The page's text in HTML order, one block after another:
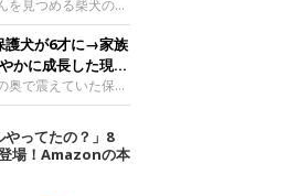
日、なっちゃんは家
遊んでいました。た
、その後は眠り始
っちゃん。
らい、うれしそうな
ん（2026年6月撮
介するのは、X（旧
さんの愛
時5才）。こちら
んと一緒に散歩をし
から自宅へ帰る途
ち合わせ
にもほっこり
を見つめる柴犬の子
すっかり成犬らし
のころから変わらな
す。家族に迎えたば
ん生後2カ月の慎之
紹介するの
の愛犬・慎之介く
です。こちらは、
のころ、家族に迎
護犬が6才に→家族
かに成長した現在
奥で震えていた保護
、今では笑顔を見
んにも少しずつ心を
。（写真左から）先
レオナちゃん。
るのは、
やってたの？」8
場！Amazonの本